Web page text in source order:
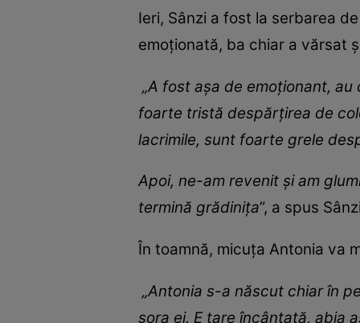
Ieri, Sânzi a fost la serbarea
emoționată, ba chiar a vărsat
„A fost așa de emoționant,
foarte tristă despărțirea de
lacrimile, sunt foarte grele
Apoi, ne-am revenit și am
termină grădinița”, a spus
În toamnă, micuța Antonia va
„Antonia s-a născut chiar în
sora ei. E tare încântată, abia